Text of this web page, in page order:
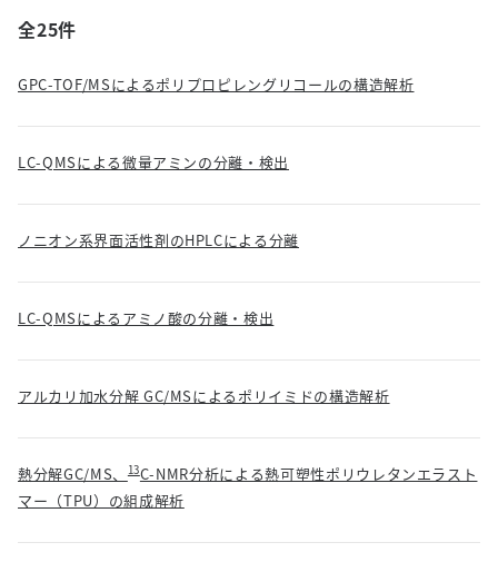
全25件
GPC-TOF/MSによるポリプロピレングリコールの構造解析
LC-QMSによる微量アミンの分離・検出
ノニオン系界面活性剤のHPLCによる分離
LC-QMSによるアミノ酸の分離・検出
アルカリ加水分解 GC/MSによるポリイミドの構造解析
熱分解GC/MS、13C-NMR分析による熱可塑性ポリウレタンエラスト
マー（TPU）の組成解析